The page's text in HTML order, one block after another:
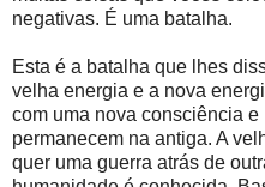
negativas. É uma batalha.
Esta é a batalha que lhes
velha energia e a nova
com uma nova consciência
permanecem na antiga. A
quer uma guerra atrás de